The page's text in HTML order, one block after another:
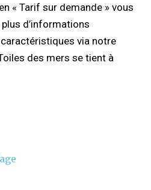
« Tarif sur demande » vous
d’informations
via notre
des mers se tient à